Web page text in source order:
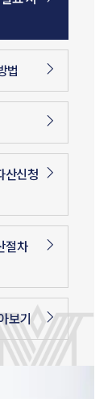
법
산신청
절차
보기